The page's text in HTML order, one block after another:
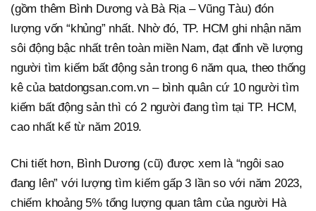
(gồm thêm Bình Dương và Bà Rịa – Vũng Tàu) đón
lượng vốn “khủng” nhất. Nhờ đó, TP. HCM ghi nhận năm
sôi động bậc nhất trên toàn miền Nam, đạt đỉnh về lượng
người tìm kiếm bất động sản trong 6 năm qua, theo thống
kê của batdongsan.com.vn – bình quân cứ 10 người tìm
kiếm bất động sản thì có 2 người đang tìm tại TP. HCM,
cao nhất kể từ năm 2019.
Chi tiết hơn, Bình Dương (cũ) được xem là “ngôi sao
đang lên” với lượng tìm kiếm gấp 3 lần so với năm 2023,
chiếm khoảng 5% tổng lượng quan tâm của người Hà